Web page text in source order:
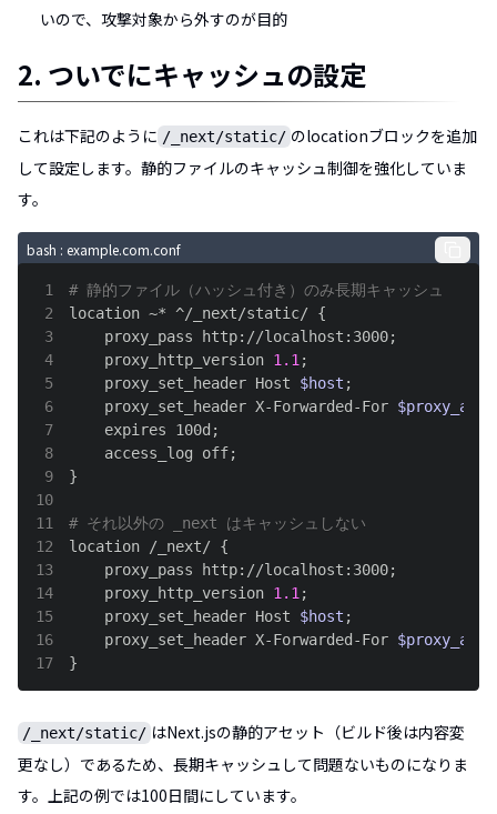
いので、攻撃対象から外すのが目的
2. ついでにキャッシュの設定
これは下記のように /_next/static/ のlocationブロックを追加
して設定します。静的ファイルのキャッシュ制御を強化していま
す。
bash : example.com.conf
1
# 静的ファイル（ハッシュ付き）のみ長期キャッシュ
2
location ~* ^/_next/static/ {
3
    proxy_pass http://localhost:3000
;
4
    proxy_http_version
1.1;
5
    proxy_set_header Host
$host ;
6
    proxy_set_header X-Forwarded-For
7
    expires 100d
;
8
    access_log off
;
9
}
10
11
# それ以外の _next はキャッシュしない
12
location /_next/ {
13
    proxy_pass http://localhost:3000
;
14
    proxy_http_version
1.1;
15
    proxy_set_header Host
$host ;
16
    proxy_set_header X-Forwarded-For
17
}
/_next/static/ はNext.jsの静的アセット（ビルド後は内容変
更なし）であるため、長期キャッシュして問題ないものになりま
す。上記の例では100日間にしています。